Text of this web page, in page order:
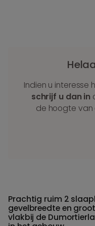
Indien u interesse
schrijf u dan in
de hoogte van
Prachtig ruim 2
gevelbreedte en
vlakbij de